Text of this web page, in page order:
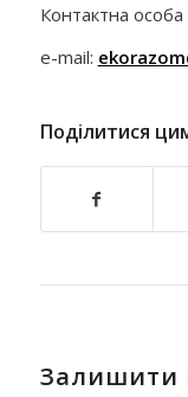
Контактна
e-mail:
Поділитися
Залишити